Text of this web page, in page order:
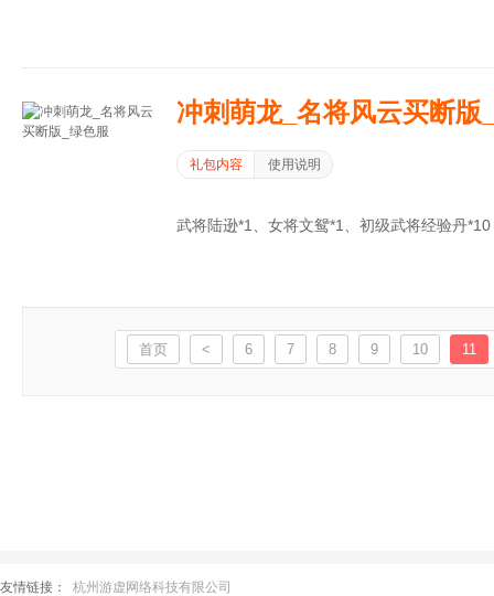
冲刺萌龙_名将风云买断版
礼包内容 使用说明
武将陆逊*1、女将文鸳*1、初级武将经验丹*10
首页 < 6 7 8 9 10 11
友情链接： 杭州游虚网络科技有限公司